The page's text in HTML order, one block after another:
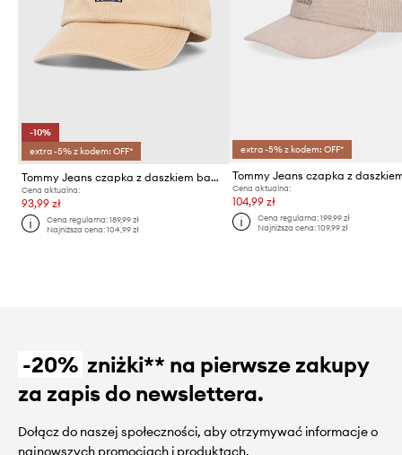
-10%
extra -5% z kodem: OFF*
Tommy Jeans czapka z daszkiem bawełniana
Cena aktualna:
93,99 zł
Cena regularna:189,99 zł
Najniższa cena:104,99 zł
extra -5% z kodem: OFF*
Cena aktualna:
104,99 zł
Cena regularna: 199,99 zł
Najniższa cena: 109,99 zł
-20% zniżki** na pierwsze zakupy
za zapis do newslettera.
Dołącz do naszej społeczności, aby otrzymywać informacje o
najnowszych promocjach i produktach.